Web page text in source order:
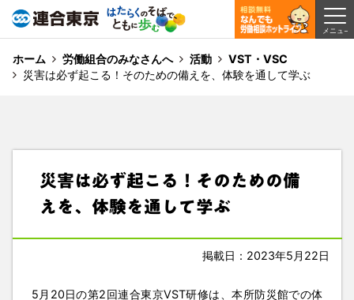
ホーム 労働組合のみなさんへ 活動
VST・VSC
災害は必ず起こる！そのための備えを、体験を通して学ぶ
災害は必ず起こる！そのための備
えを、体験を通して学ぶ
掲載日：2023年5月22日
5月20日の第2回連合東京VST研修は、本所防災館での体